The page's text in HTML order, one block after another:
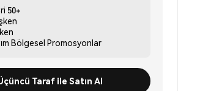
50+
Bölgesel Promosyonlar
Taraf ile Satın Al